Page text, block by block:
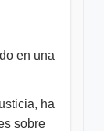
en una
ha
sobre